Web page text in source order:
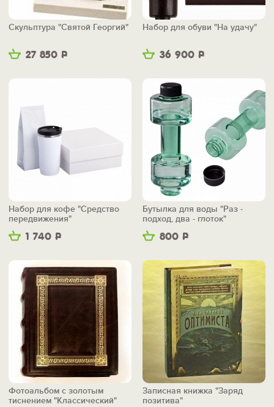
27 850 Р
Скульптура "Святой Георгий"
36 900 Р
Набор для обуви "На удачу"
1 740 Р
Набор для кофе "Средство
передвижения"
800 Р
Бутылка для воды "Раз -
подход, два - глоток"
Фотоальбом с золотым
тиснением "Классический"
Записная книжка "Заряд
позитива"